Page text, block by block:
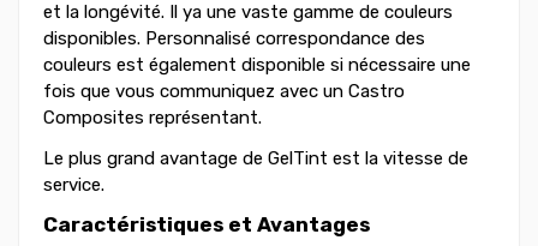
et la longévité. Il ya une vaste gamme de couleurs
disponibles. Personnalisé correspondance des
couleurs est également disponible si nécessaire une
fois que vous communiquez avec un Castro
Composites représentant.
Le plus grand avantage de GelTint est la vitesse de
service.
Caractéristiques et Avantages